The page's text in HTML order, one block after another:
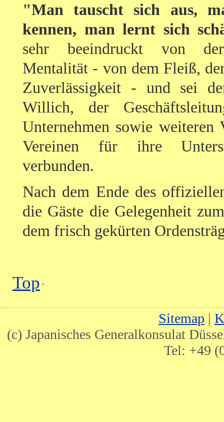
"Man tauscht sich aus,
kennen, man lernt sich
sehr beeindruckt von der
Mentalität - von dem Fleiß,
Zuverlässigkeit - und sei
Willich, der
Unternehmen sowie weiteren
Vereinen für ihre
verbunden.
Nach dem Ende des
die Gäste die Gelegenheit
dem frisch gekürten
Top
Sitemap |
(c) Japanisches Generalkonsulat
Tel: +49